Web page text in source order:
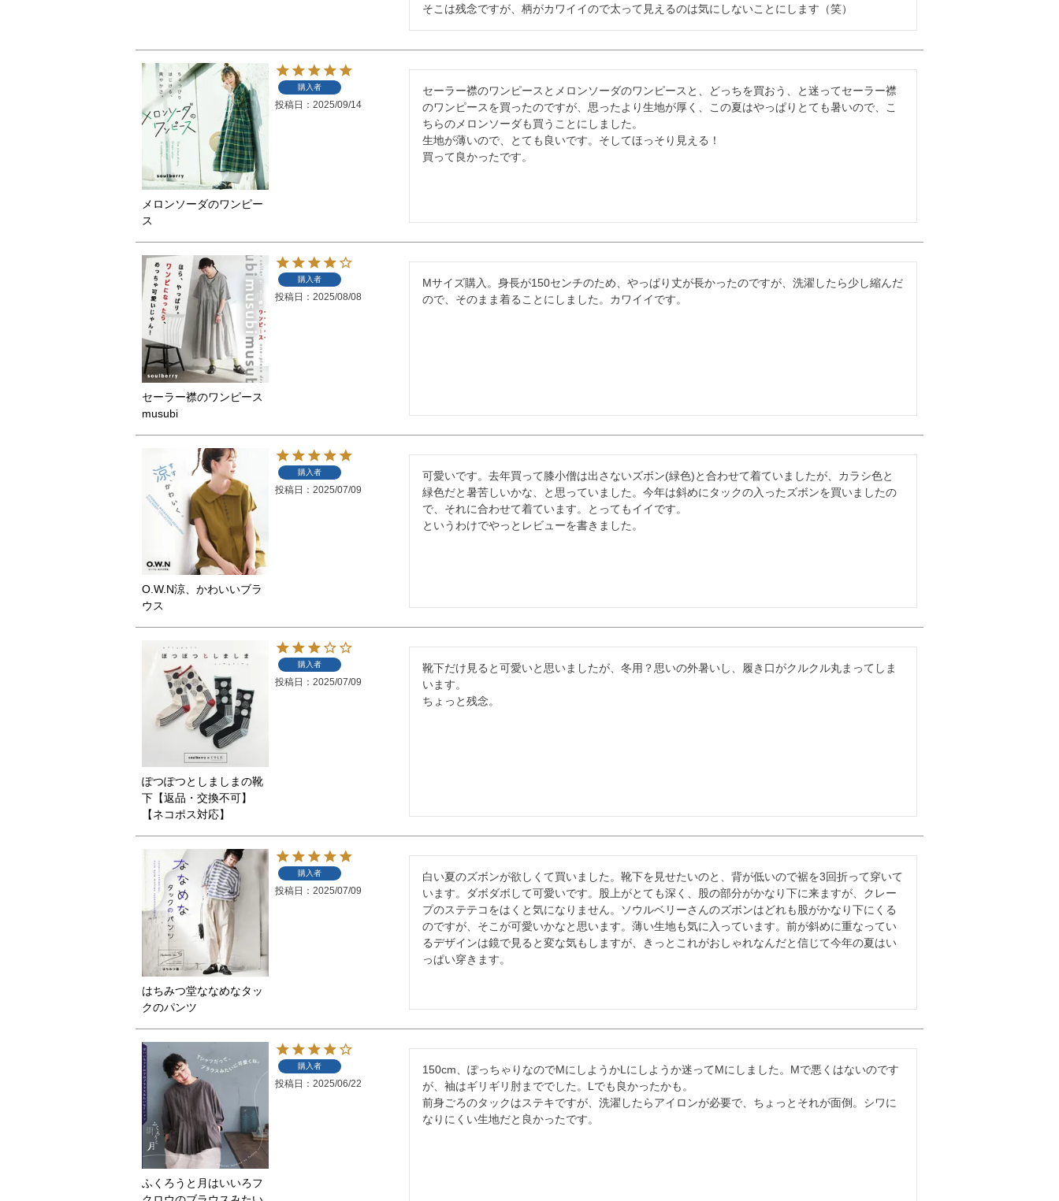
そこは残念ですが、柄がカワイイので太って見えるのは気にしないことにします（笑）
メロンソーダのワンピー
ス
購入者
投稿日 2025/09/14
セーラー襟のワンピースとメロンソーダのワンピースと、どっちを買おう、と迷ってセーラー襟
のワンピースを買ったのですが、思ったより生地が厚く、この夏はやっぱりとても暑いので、こ
ちらのメロンソーダも買うことにしました。
生地が薄いので、とても良いです。そしてほっそり見える！
買って良かったです。
セーラー襟のワンピース
musubi
購入者
投稿日 2025/08/08
Mサイズ購入。身長が150センチのため、やっぱり丈が長かったのですが、洗濯したら少し縮んだ
ので、そのまま着ることにしました。カワイイです。
O.W.N涼、かわいいブラ
ウス
購入者
投稿日 2025/07/09
可愛いです。去年買って膝小僧は出さないズボン(緑色)と合わせて着ていましたが、カラシ色と
緑色だと暑苦しいかな、と思っていました。今年は斜めにタックの入ったズボンを買いましたの
で、それに合わせて着ています。とってもイイです。
というわけでやっとレビューを書きました。
ぽつぽつとしましまの靴
下【返品・交換不可】
【ネコポス対応】
購入者
投稿日 2025/07/09
靴下だけ見ると可愛いと思いましたが、冬用？思いの外暑いし、履き口がクルクル丸まってしま
います。
ちょっと残念。
はちみつ堂ななめなタッ
クのパンツ
購入者
投稿日 2025/07/09
白い夏のズボンが欲しくて買いました。靴下を見せたいのと、背が低いので裾を3回折って穿いて
います。ダボダボして可愛いです。股上がとても深く、股の部分がかなり下に来ますが、クレー
プのステテコをはくと気になりません。ソウルベリーさんのズボンはどれも股がかなり下にくる
のですが、そこが可愛いかなと思います。薄い生地も気に入っています。前が斜めに重なってい
るデザインは鏡で見ると変な気もしますが、きっとこれがおしゃれなんだと信じて今年の夏はい
っぱい穿きます。
ふくろうと月はいいろフ
購入者
投稿日 2025/06/22
150cm、ぽっちゃりなのでMにしようかLにしようか迷ってMにしました。Mで悪くはないのです
が、袖はギリギリ肘まででした。Lでも良かったかも。
前身ごろのタックはステキですが、洗濯したらアイロンが必要で、ちょっとそれが面倒。シワに
なりにくい生地だと良かったです。